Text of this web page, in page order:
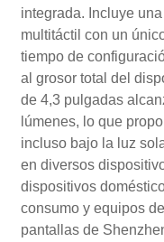
integrada. Incluye
multitáctil con un
tiempo de
al grosor total del
de 4,3 pulgadas
lúmenes, lo que
incluso bajo la luz
en diversos
dispositivos
consumo y equipos
pantallas de